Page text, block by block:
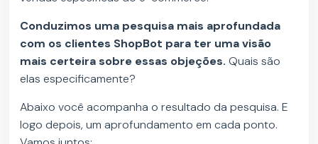
Conduzimos uma pesquisa mais aprofundada
com os clientes ShopBot para ter uma visão
mais certeira sobre essas objeções.Quais são
elas especificamente?
Abaixo você acompanha o resultado da pesquisa. E
logo depois, um aprofundamento em cada ponto.